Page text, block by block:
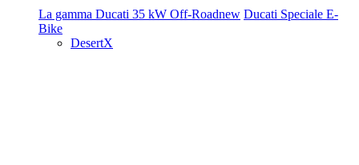
La gamma Ducati 35 kW Off-Roadnew Ducati Speciale E-
Bike
DesertX